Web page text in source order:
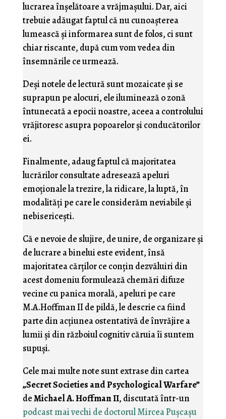
lucrarea înşelătoare a vrăjmaşului. Dar, aici
trebuie adăugat faptul că nu cunoaşterea
lumească şi informarea sunt de folos, ci sunt
chiar riscante, după cum vom vedea din
însemnările ce urmează.
Deşi notele de lectură sunt mozaicate şi se
suprapun pe alocuri, ele iluminează o zonă
întunecată a epocii noastre, aceea a controlului
vrăjitoresc asupra popoarelor şi conducătorilor
ei.
Finalmente, adaug faptul că majoritatea
lucrărilor consultate adresează apeluri
emoţionale la trezire, la ridicare, la luptă, în
modalităţi pe care le considerăm neviabile şi
nebisericeşti.
Că e nevoie de slujire, de unire, de organizare şi
de lucrare a binelui este evident, însă
majoritatea cărţilor ce conţin dezvăluiri din
acest domeniu formulează chemări difuze
vecine cu panica morală, apeluri pe care
M.A.Hoffman II de pildă, le descrie ca fiind
parte din acţiunea ostentativă de învrăjire a
lumii şi din războiul cognitiv căruia îi suntem
supuşi.
Cele mai multe note sunt extrase din cartea
„Secret Societies and Psychological Warfare”
deMichael A. Hoffman II, discutată într-un
podcast mai vechi de doctorul Mircea Puşcaşu